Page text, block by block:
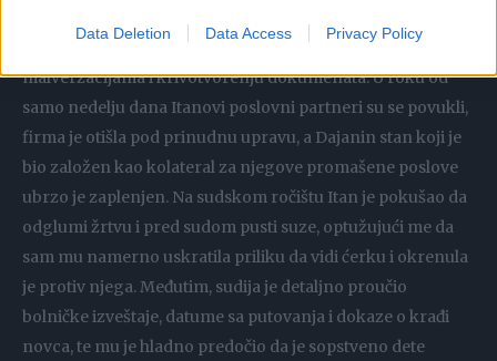
Data Deletion Data Access Privacy Policy
licu mesta započeli ispitivanje o finansijskim
malverzacijama i krivotvorenju dokumenata. U roku od
samo nedelju dana Itanovi poslovni partneri su se povukli,
firma je otišla pod prinudnu upravu, a Dajanin stan koji je
bio založen kao kolateral za njegove promašene poslove
ubrzo je zaplenjen. Na sudskom ročištu Itan je pokušao da
odglumi žrtvu i pred sudom pusti suze, optužujući me da
sam mu namerno uskratila priliku da vidi ćerku i okrenula
je protiv njega. Međutim, sudija je detaljno proučio
bolničke izveštaje, datume sa putovanja i dokaze o krađi
novca, te mu je hladno predočio da je sopstveno dete